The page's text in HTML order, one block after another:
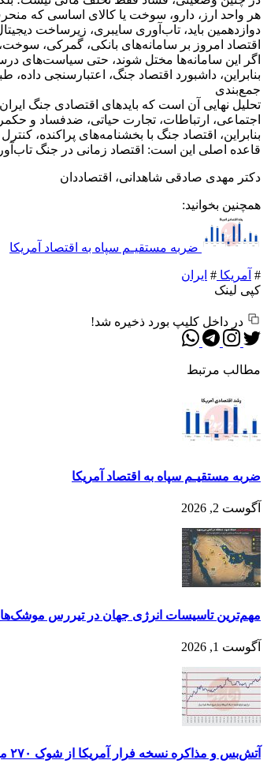
هر واحد ارز، دارو، سوخت یا کالای اساسی که
دوازدهمین باید، تاب‌آوری سایبری، زیرساخت
اقتصاد امروز بر سامانه‌های بانکی، گمرکی،
اگر این سامانه‌ها مختل شوند، حتی سیاست‌های
بنابراین، داشبورد اقتصاد جنگ، اعتبارسنجی
جمع‌بندی
تحلیل نهایی آن است که بایدهای اقتصادی جنگ
اجتماعی، ارتباطات، تجارت حیاتی، ضدفساد و
بنابراین، اقتصاد جنگ با بخشنامه‌های پراکنده،
قاعده اصلی این است: اقتصاد زمانی در جنگ
دکتر مهدی صادقی شاهدانی، اقتصاددان
همچنین بخوانید:
ضربه مستقیـم سپاه به اقتصاد آمر‌یکا
# آمریکا # ایران
کپی لینک
در داخل کلیپ بورد ذخیره شد!
مطالب مرتبط
ضربه مستقیـم سپاه به اقتصاد آمر‌یکا
آگوست 2, 2026
مهم‌تر‌ین تاسیسات انرژی جهان در تیررس
آگوست 1, 2026
آتش‌بس و مذاکره نسخه فرار آمریکا از شوک ۲۷۰ میلیارد دلاری